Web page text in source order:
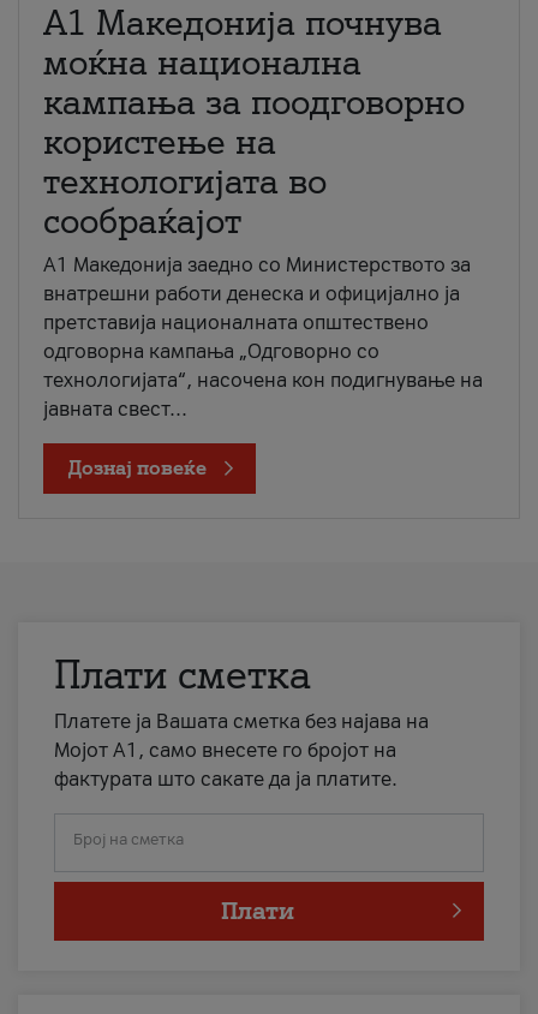
A1 Македонија почнува
моќна национална
кампања за поодговорно
користење на
технологијата во
сообраќајот
A1 Македонија заедно со Министерството за
внатрешни работи денеска и официјално ја
претставија националната општествено
одговорна кампања „Одговорно со
технологијата“, насочена кон подигнување на
јавната свест...
Дознај повеќе
Плати сметка
Платете ја Вашата сметка без најава на
Мојот А1, само внесете го бројот на
фактурата што сакате да ја платите.
Број на сметка
Плати